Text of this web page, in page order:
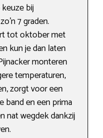
bij
7 graden.
tot oktober met
kun je dan laten
monteren
temperaturen,
zorgt voor een
band en een prima
nat wegdek dankzij